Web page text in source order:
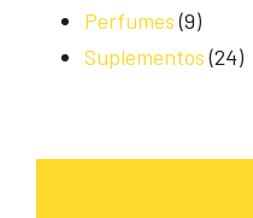
Perfumes (9)
Suplementos (24)